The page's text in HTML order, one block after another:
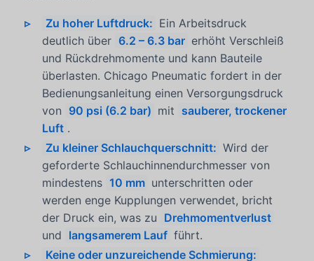
Zu hoher Luftdruck: Ein Arbeitsdruck
deutlich über 6.2 – 6.3 bar erhöht Verschleiß
und Rückdrehmomente und kann Bauteile
überlasten. Chicago Pneumatic fordert in der
Bedienungsanleitung einen Versorgungsdruck
von 90 psi (6.2 bar) mit sauberer, trockener
Luft .
Zu kleiner Schlauchquerschnitt: Wird der
geforderte Schlauchinnendurchmesser von
mindestens 10 mm unterschritten oder
werden enge Kupplungen verwendet, bricht
der Druck ein, was zu Drehmomentverlust
und langsamerem Lauf führt.
Keine oder unzureichende Schmierung: